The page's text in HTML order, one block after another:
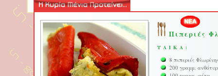
Πιπεριές
ΥΛΙΚΑ:
8 πιπεριές
200 γραμμ.